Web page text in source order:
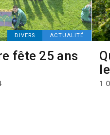
DIVERS ACTUALITÉ
fête 25 ans
1